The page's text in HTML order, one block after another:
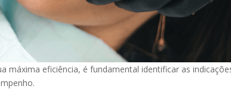
máxima eficiência, é fundamental identificar as